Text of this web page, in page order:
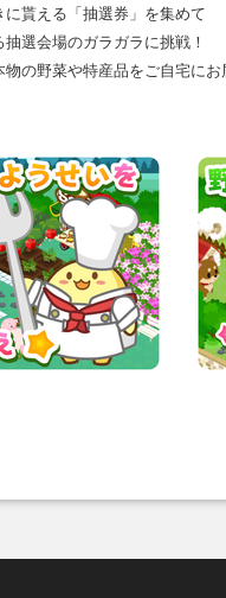
貰える「抽選券」を集めて
選会場のガラガラに挑戦！
物の野菜や特産品をご自宅にお